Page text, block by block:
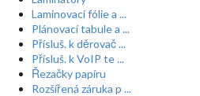
Laminovací fólie a ...
Plánovací tabule a ...
Přísluš. k děrovač ...
Přísluš. k VoIP te ...
Řezačky papíru
Rozšířená záruka p ...